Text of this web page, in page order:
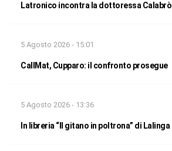
Latronico incontra la dottoressa Calabrò
5 Agosto 2026 - 15:01
CallMat, Cupparo: il confronto prosegue
5 Agosto 2026 - 13:36
In libreria “Il gitano in poltrona” di Lalinga